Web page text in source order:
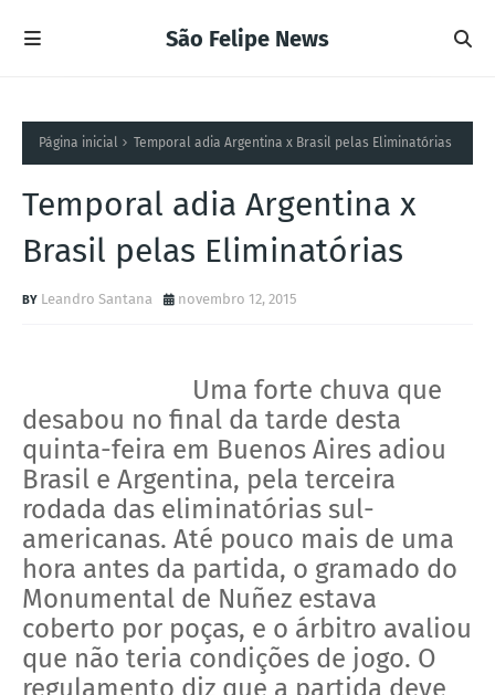
São Felipe News
Página inicial Temporal adia Argentina x Brasil pelas Eliminatórias
Temporal adia Argentina x
Brasil pelas Eliminatórias
Leandro Santana novembro 12, 2015
Uma forte chuva que
desabou no final da tarde desta
quinta-feira em Buenos Aires adiou
Brasil e Argentina, pela terceira
rodada das eliminatórias sul-
americanas. Até pouco mais de uma
hora antes da partida, o gramado do
Monumental de Nuñez estava
coberto por poças, e o árbitro avaliou
que não teria condições de jogo. O
regulamento diz que a partida deve